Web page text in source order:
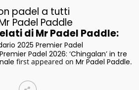
padel a tutti
Padel Paddle
di Mr Padel Paddle:
2025 Premier Padel
Padel 2026: ‘Chingalan’ in tre
first appeared on Mr Padel Paddle.